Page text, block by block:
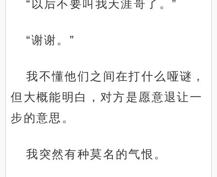
“以后不要叫我天涯哥了。”
“谢谢。”
我不懂他们之间在打什么哑谜，
但大概能明白，对方是愿意退让一
步的意思。
我突然有种莫名的气恨。